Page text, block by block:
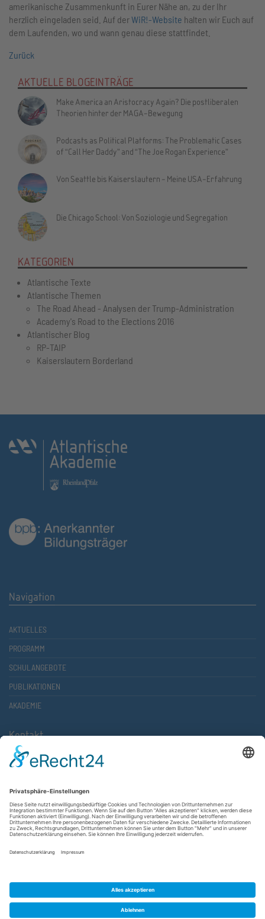
amerikanische Zusammenkunft in Eurer Nähe an, zu der Ihr
herzlich eingeladen seid. Auf derWiR!-Website halten wir Euch auf
dem Laufenden, wo und wann genau diese stattfindet.
Zurück
AKTUELLE BLOGEINTRÄGE
Make America an Aristocracy Again? Die postliberalen
Theorien hinter der MAGA-Bewegung
Podcasts as Political Platforms: The Problematic Cases
of “Call Her Daddy” and “The Joe Rogan Experience”
Von Seattle bis Kaiserslautern - Meine USA-Erfahrung
Die Chicago School: Von Soziologie und Segregation
KATEGORIEN
Atlantische Texte
Atlantische Themen
The Road Ahead - Analysen der Trump-Administration
Academy's Road to the Elections 2016
Atlantischer Blog
RP-TAIP
Kaiserslautern Borderland
Navigation
AKTUELLES
PROGRAMM
SCHULANGEBOTE
PUBLIKATIONEN
AKADEMIE
Kontakt
Atlantische Akademie Rheinland-Pfalz e.V.
67657 Kaiserslautern
FON 0631 36610-0
FAX 0631 36610-15
©2026 Atlantische Akademie Rheinland-Pfalz e. V. |
Datenschutzerklärung|AGB